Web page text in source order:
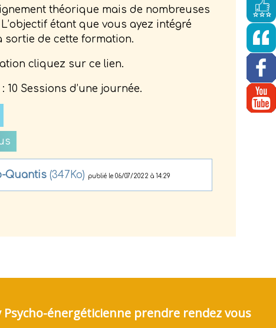
théorique mais de nombreuses
étant que vous ayez intégré
sortie de cette formation.
cliquez sur ce lien.
10 Sessions d’une journée.
Quantis (347Ko) publié le 06/07/2022 à 14:29
énergéticienne prendre rendez vous